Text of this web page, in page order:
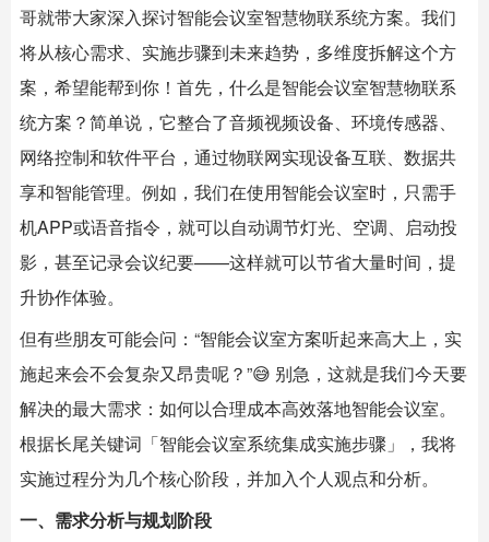
哥就带大家深入探讨智能会议室智慧物联系统方案。我们
将从核心需求、实施步骤到未来趋势，多维度拆解这个方
案，希望能帮到你！首先，什么是智能会议室智慧物联系
统方案？简单说，它整合了音频视频设备、环境传感器、
网络控制和软件平台，通过物联网实现设备互联、数据共
享和智能管理。例如，我们在使用智能会议室时，只需手
机APP或语音指令，就可以自动调节灯光、空调、启动投
影，甚至记录会议纪要——这样就可以节省大量时间，提
升协作体验。
但有些朋友可能会问：“智能会议室方案听起来高大上，实
施起来会不会复杂又昂贵呢？”😅 别急，这就是我们今天要
解决的最大需求：如何以合理成本高效落地智能会议室。
根据长尾关键词「智能会议室系统集成实施步骤」，我将
实施过程分为几个核心阶段，并加入个人观点和分析。
一、需求分析与规划阶段